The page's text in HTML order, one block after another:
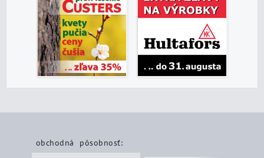
obchodná pôsobnosť: